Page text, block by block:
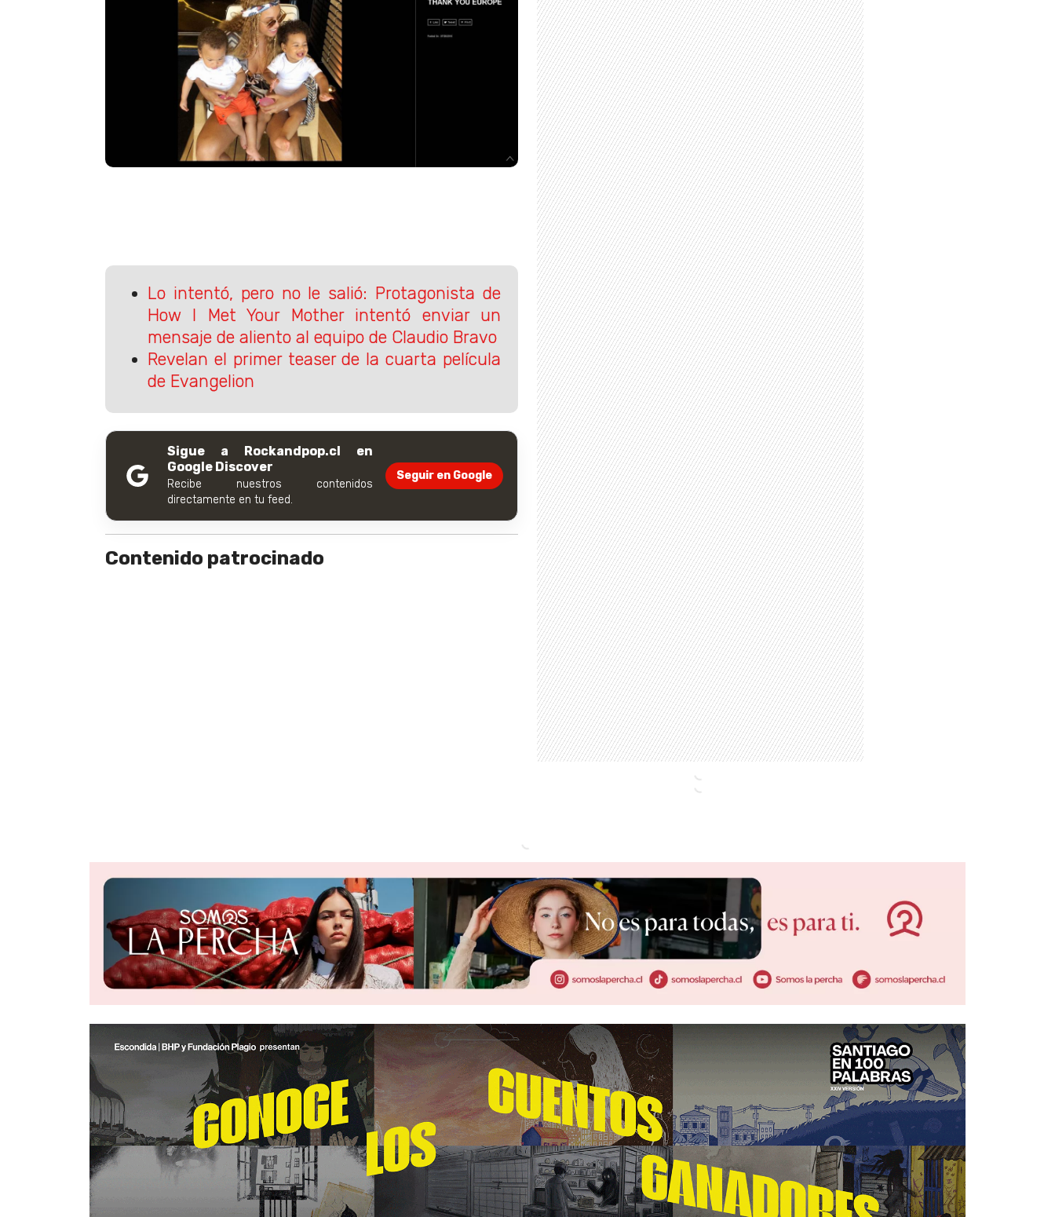
Lo intentó, pero no le salió: Protagonista de
How I Met Your Mother intentó enviar un
mensaje de aliento al equipo de Claudio Bravo
Revelan el primer teaser de la cuarta película
de Evangelion
Sigue a Rockandpop.cl en
Google Discover
Recibe nuestros contenidos
directamente en tu feed.
Seguir en Google
Contenido patrocinado